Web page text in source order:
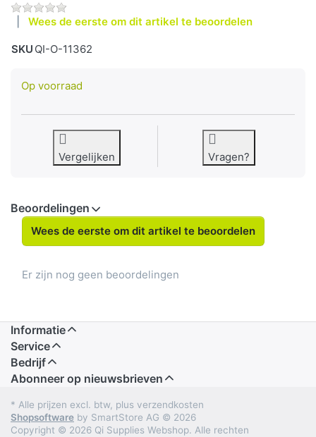
Wees de eerste om dit artikel te beoordelen
SKU QI-O-11362
Op voorraad
Vergelijken Vragen?
Beoordelingen
Wees de eerste om dit artikel te beoordelen
Er zijn nog geen beoordelingen
Informatie
Service
Bedrijf
Abonneer op nieuwsbrieven
* Alle prijzen excl. btw, plus verzendkosten
Shopsoftware by SmartStore AG © 2026
Copyright © 2026 Qi Supplies Webshop. Alle rechten